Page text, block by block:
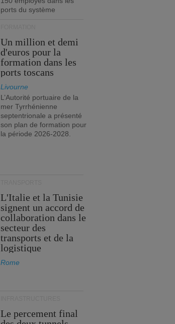
ports du système
Un million et demi
d'euros pour la
formation dans les
ports toscans
Livourne
L’Autorité portuaire de la
mer Tyrrhénienne
septentrionale a présenté
son plan de formation pour
la période 2026-2028.
L'Italie et la Tunisie
signent un accord de
collaboration dans le
secteur des
transports et de la
logistique
Rome
Le percement final